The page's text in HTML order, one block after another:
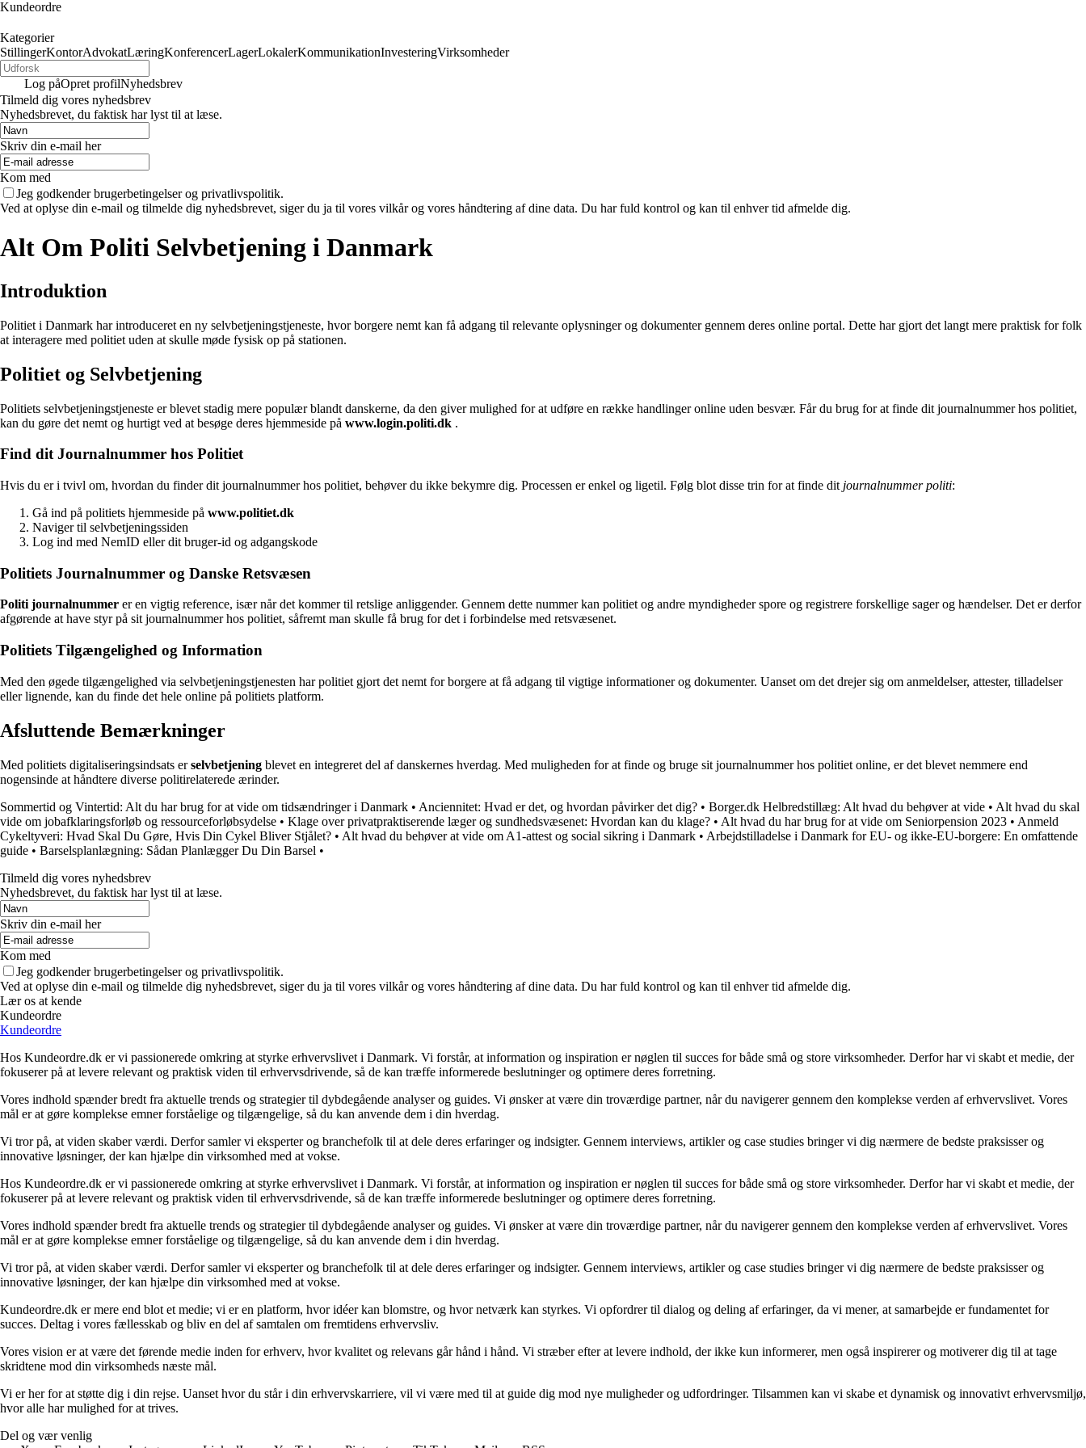
Kundeordre
Kategorier
StillingerKontorAdvokatLæringKonferencerLagerLokalerKommunikationInvesteringVirksomheder
Log påOpret profilNyhedsbrev
Tilmeld dig vores nyhedsbrev
Nyhedsbrevet, du faktisk har lyst til at læse.
Skriv din e-mail her
Kom med
Jeg godkender brugerbetingelser og privatlivspolitik.
Ved at oplyse din e-mail og tilmelde dig nyhedsbrevet, siger du ja til vores vilkår og vores håndtering af dine data. Du har fuld kontrol og kan til enhver tid afmelde dig.
Alt Om Politi Selvbetjening i Danmark
Introduktion
Politiet i Danmark har introduceret en ny selvbetjeningstjeneste, hvor borgere nemt kan få adgang til relevante oplysninger og dokumenter gennem deres online portal. Dette har gjort det langt mere praktisk for folk
at interagere med politiet uden at skulle møde fysisk op på stationen.
Politiet og Selvbetjening
Politiets selvbetjeningstjeneste er blevet stadig mere populær blandt danskerne, da den giver mulighed for at udføre en række handlinger online uden besvær. Får du brug for at finde dit journalnummer hos politiet,
kan du gøre det nemt og hurtigt ved at besøge deres hjemmeside på www.login.politi.dk .
Find dit Journalnummer hos Politiet
Hvis du er i tvivl om, hvordan du finder dit journalnummer hos politiet, behøver du ikke bekymre dig. Processen er enkel og ligetil. Følg blot disse trin for at finde dit journalnummer politi:
Gå ind på politiets hjemmeside på www.politiet.dk
Naviger til selvbetjeningssiden
Log ind med NemID eller dit bruger-id og adgangskode
Politiets Journalnummer og Danske Retsvæsen
Politi journalnummer er en vigtig reference, især når det kommer til retslige anliggender. Gennem dette nummer kan politiet og andre myndigheder spore og registrere forskellige sager og hændelser. Det er derfor
afgørende at have styr på sit journalnummer hos politiet, såfremt man skulle få brug for det i forbindelse med retsvæsenet.
Politiets Tilgængelighed og Information
Med den øgede tilgængelighed via selvbetjeningstjenesten har politiet gjort det nemt for borgere at få adgang til vigtige informationer og dokumenter. Uanset om det drejer sig om anmeldelser, attester, tilladelser
eller lignende, kan du finde det hele online på politiets platform.
Afsluttende Bemærkninger
Med politiets digitaliseringsindsats erselvbetjening blevet en integreret del af danskernes hverdag. Med muligheden for at finde og bruge sit journalnummer hos politiet online, er det blevet nemmere end
nogensinde at håndtere diverse politirelaterede ærinder.
Sommertid og Vintertid: Alt du har brug for at vide om tidsændringer i Danmark • Anciennitet: Hvad er det, og hvordan påvirker det dig? • Borger.dk Helbredstillæg: Alt hvad du behøver at vide • Alt hvad du skal
vide om jobafklaringsforløb og ressourceforløbsydelse • Klage over privatpraktiserende læger og sundhedsvæsenet: Hvordan kan du klage? • Alt hvad du har brug for at vide om Seniorpension 2023 • Anmeld
Cykeltyveri: Hvad Skal Du Gøre, Hvis Din Cykel Bliver Stjålet? • Alt hvad du behøver at vide om A1-attest og social sikring i Danmark • Arbejdstilladelse i Danmark for EU- og ikke-EU-borgere: En omfattende
guide • Barselsplanlægning: Sådan Planlægger Du Din Barsel •
Tilmeld dig vores nyhedsbrev
Nyhedsbrevet, du faktisk har lyst til at læse.
Skriv din e-mail her
Kom med
Jeg godkender brugerbetingelser og privatlivspolitik.
Ved at oplyse din e-mail og tilmelde dig nyhedsbrevet, siger du ja til vores vilkår og vores håndtering af dine data. Du har fuld kontrol og kan til enhver tid afmelde dig.
Lær os at kende
Kundeordre
Kundeordre
Hos Kundeordre.dk er vi passionerede omkring at styrke erhvervslivet i Danmark. Vi forstår, at information og inspiration er nøglen til succes for både små og store virksomheder. Derfor har vi skabt et medie, der
fokuserer på at levere relevant og praktisk viden til erhvervsdrivende, så de kan træffe informerede beslutninger og optimere deres forretning.
Vores indhold spænder bredt fra aktuelle trends og strategier til dybdegående analyser og guides. Vi ønsker at være din troværdige partner, når du navigerer gennem den komplekse verden af erhvervslivet. Vores
mål er at gøre komplekse emner forståelige og tilgængelige, så du kan anvende dem i din hverdag.
Vi tror på, at viden skaber værdi. Derfor samler vi eksperter og branchefolk til at dele deres erfaringer og indsigter. Gennem interviews, artikler og case studies bringer vi dig nærmere de bedste praksisser og
innovative løsninger, der kan hjælpe din virksomhed med at vokse.
Hos Kundeordre.dk er vi passionerede omkring at styrke erhvervslivet i Danmark. Vi forstår, at information og inspiration er nøglen til succes for både små og store virksomheder. Derfor har vi skabt et medie, der
fokuserer på at levere relevant og praktisk viden til erhvervsdrivende, så de kan træffe informerede beslutninger og optimere deres forretning.
Vores indhold spænder bredt fra aktuelle trends og strategier til dybdegående analyser og guides. Vi ønsker at være din troværdige partner, når du navigerer gennem den komplekse verden af erhvervslivet. Vores
mål er at gøre komplekse emner forståelige og tilgængelige, så du kan anvende dem i din hverdag.
Vi tror på, at viden skaber værdi. Derfor samler vi eksperter og branchefolk til at dele deres erfaringer og indsigter. Gennem interviews, artikler og case studies bringer vi dig nærmere de bedste praksisser og
innovative løsninger, der kan hjælpe din virksomhed med at vokse.
Kundeordre.dk er mere end blot et medie; vi er en platform, hvor idéer kan blomstre, og hvor netværk kan styrkes. Vi opfordrer til dialog og deling af erfaringer, da vi mener, at samarbejde er fundamentet for
succes. Deltag i vores fællesskab og bliv en del af samtalen om fremtidens erhvervsliv.
Vores vision er at være det førende medie inden for erhverv, hvor kvalitet og relevans går hånd i hånd. Vi stræber efter at levere indhold, der ikke kun informerer, men også inspirerer og motiverer dig til at tage
skridtene mod din virksomheds næste mål.
Vi er her for at støtte dig i din rejse. Uanset hvor du står i din erhvervskarriere, vil vi være med til at guide dig mod nye muligheder og udfordringer. Tilsammen kan vi skabe et dynamisk og innovativt erhvervsmiljø,
hvor alle har mulighed for at trives.
Del og vær venlig